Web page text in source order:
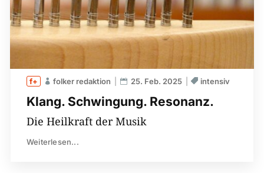
Klang. Schwingung. Resonanz.
folker redaktion 25. Feb. 2025 intensiv
Die Heilkraft der Musik
Weiterlesen...